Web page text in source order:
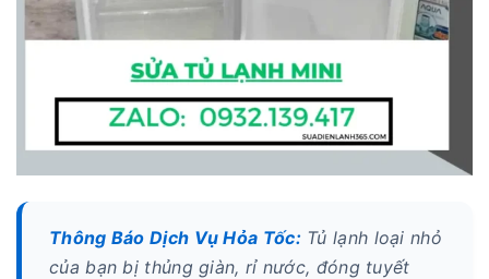
Thông Báo Dịch Vụ Hỏa Tốc:Tủ lạnh loại nhỏ
của bạn bị thủng giàn, rỉ nước, đóng tuyết